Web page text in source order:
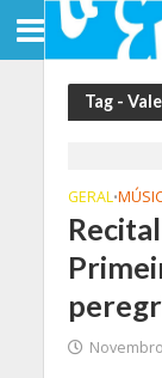
Tag -
GERAL•